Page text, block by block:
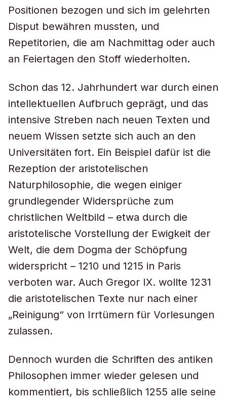
Positionen bezogen und sich im gelehrten
Disput bewähren mussten, und
Repetitorien, die am Nachmittag oder auch
an Feiertagen den Stoff wiederholten.
Schon das 12. Jahrhundert war durch einen
intellektuellen Aufbruch geprägt, und das
intensive Streben nach neuen Texten und
neuem Wissen setzte sich auch an den
Universitäten fort. Ein Beispiel dafür ist die
Rezeption der aristotelischen
Naturphilosophie, die wegen einiger
grundlegender Widersprüche zum
christlichen Weltbild – etwa durch die
aristotelische Vorstellung der Ewigkeit der
Welt, die dem Dogma der Schöpfung
widerspricht – 1210 und 1215 in Paris
verboten war. Auch Gregor IX. wollte 1231
die aristotelischen Texte nur nach einer
„Reinigung“ von Irrtümern für Vorlesungen
zulassen.
Dennoch wurden die Schriften des antiken
Philosophen immer wieder gelesen und
kommentiert, bis schließlich 1255 alle seine